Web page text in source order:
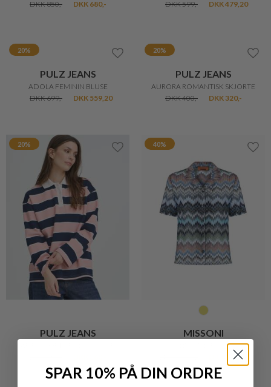
LOLLYS LAUNDRY
VERO SKJORTE BLUSE
DKK 850,-
DKK 680,-
DKK 599,-
DKK 479,20
20% 20%
SPAR 10% PÅ DIN ORDRE